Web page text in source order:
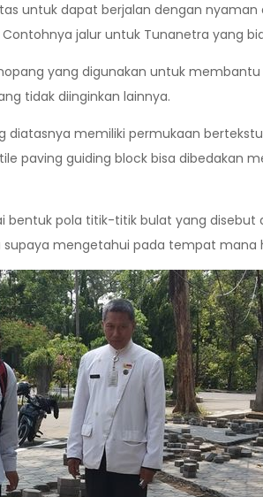
untuk dapat berjalan dengan
jalur untuk Tunanetra yang
yang digunakan untuk
tidak diinginkan lainnya.
diatasnya memiliki permukaan
paving guiding block bisa dibedakan
bentuk pola titik-titik bulat yang disebut
mengetahui pada tempat